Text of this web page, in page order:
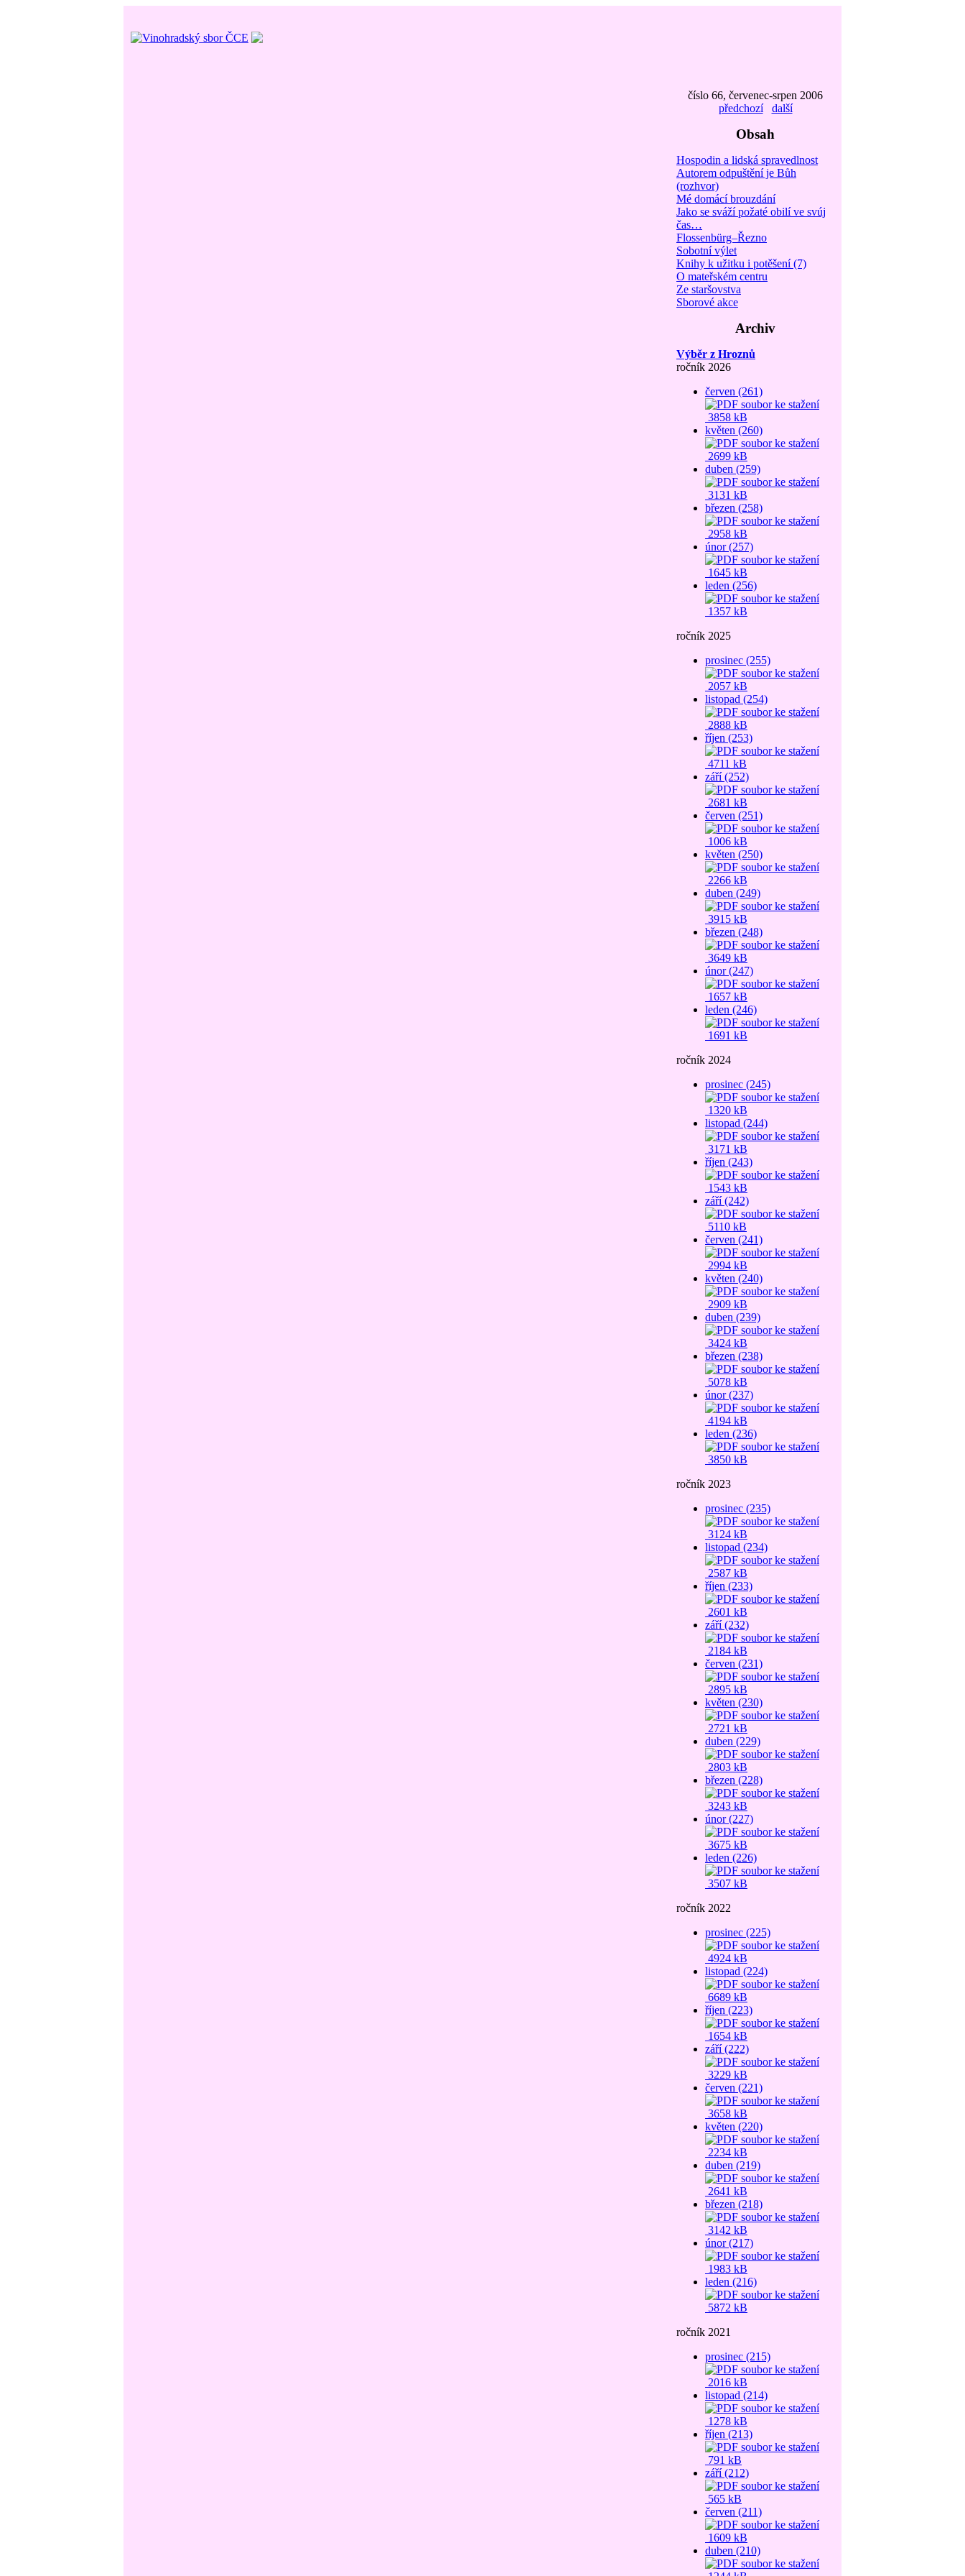
číslo 66, červenec-srpen 2006
předchozí
další
Obsah
Hospodin a lidská spravedlnost
Autorem odpuštění je Bůh
(rozhvor)
Mé domácí brouzdání
Jako se sváží požaté obilí ve svúj
čas…
Flossenbürg–Řezno
Sobotní výlet
Knihy k užitku i potěšení (7)
O mateřském centru
Ze staršovstva
Sborové akce
Archiv
Výběr z Hroznů
ročník 2026
červen (261)
3858 kB
květen (260)
2699 kB
duben (259)
3131 kB
březen (258)
2958 kB
únor (257)
1645 kB
leden (256)
1357 kB
ročník 2025
prosinec (255)
2057 kB
listopad (254)
2888 kB
říjen (253)
4711 kB
září (252)
2681 kB
červen (251)
1006 kB
květen (250)
2266 kB
duben (249)
3915 kB
březen (248)
3649 kB
únor (247)
1657 kB
leden (246)
1691 kB
ročník 2024
prosinec (245)
1320 kB
listopad (244)
3171 kB
říjen (243)
1543 kB
září (242)
5110 kB
červen (241)
2994 kB
květen (240)
2909 kB
duben (239)
3424 kB
březen (238)
5078 kB
únor (237)
4194 kB
leden (236)
3850 kB
ročník 2023
prosinec (235)
3124 kB
listopad (234)
2587 kB
říjen (233)
2601 kB
září (232)
2184 kB
červen (231)
2895 kB
květen (230)
2721 kB
duben (229)
2803 kB
březen (228)
3243 kB
únor (227)
3675 kB
leden (226)
3507 kB
ročník 2022
prosinec (225)
4924 kB
listopad (224)
6689 kB
říjen (223)
1654 kB
září (222)
3229 kB
červen (221)
3658 kB
květen (220)
2234 kB
duben (219)
2641 kB
březen (218)
3142 kB
únor (217)
1983 kB
leden (216)
5872 kB
ročník 2021
prosinec (215)
2016 kB
listopad (214)
1278 kB
říjen (213)
791 kB
září (212)
565 kB
červen (211)
1609 kB
duben (210)